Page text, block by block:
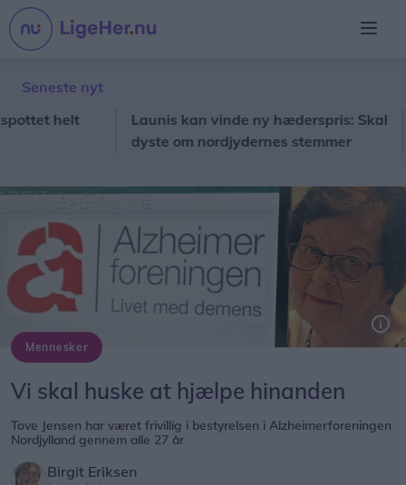
Seneste nyt
helt
Launis kan vinde ny hæderspris: Skal
dyste om nordjydernes stemmer
Mennesker
Vi skal huske at hjælpe hinanden
Tove Jensen har været frivillig i bestyrelsen i Alzheimerforeningen
Nordjylland gennem alle 27 år
Birgit Eriksen